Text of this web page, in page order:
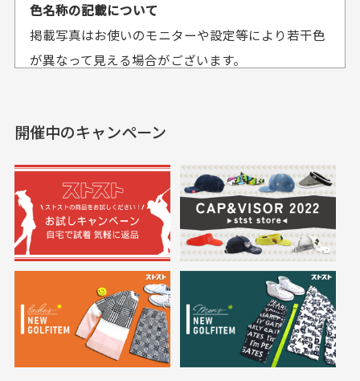
セールかつポイント
も使えて、お得に購
入出来ました
セールかつポイントも使
満足です。
おります
欲しかったスカートが購
30代女性
高価なブルゾンがお
30代女性
いつも素敵な商品を
せて頂いております。
送料はいくらかかりますか？
何点ご購入頂いた場合も全国一律で800円とさせて頂
いております。(1配送先につき)
また5,000円(税込)以上お買い物をして頂けた場合は送
料無料となります。
※必ず１つのショッピングカートに複数商品を入れて
ご注文下さいませ。
定休日はありますか？
色名称の記載について
掲載写真はお使いのモニターや設定等により若干色
が異なって見える場合がございます。
実寸サイズについて
一点一点手作業で計測しておりますので、若干の誤
差が生じる場合がございます。
においについて
ユーズド商品の特性故、メンテンスを行っておりま
すが、におい（煙草、香水、お香、古着特有の香
り、柔軟剤等)が付着している場合がございます。
開催中のキャンペーン